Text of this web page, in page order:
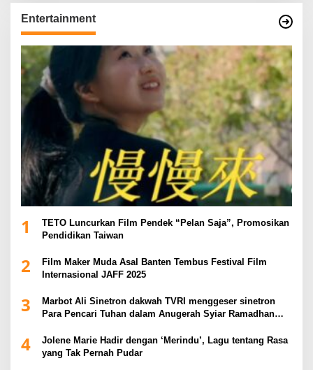
Entertainment
1
TETO Luncurkan Film Pendek “Pelan Saja”, Promosikan
Pendidikan Taiwan
2
Film Maker Muda Asal Banten Tembus Festival Film
Internasional JAFF 2025
3
Marbot Ali Sinetron dakwah TVRI menggeser sinetron
Para Pencari Tuhan dalam Anugerah Syiar Ramadhan
4
Jolene Marie Hadir dengan ‘Merindu’, Lagu tentang Rasa
yang Tak Pernah Pudar